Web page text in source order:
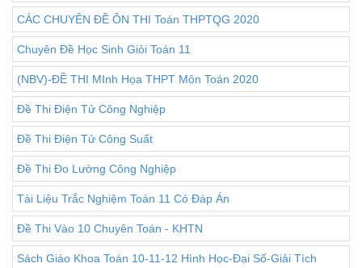
CÁC CHUYÊN ĐỀ ÔN THI Toán THPTQG 2020
Chuyên Đề Học Sinh Giỏi Toán 11
(NBV)-ĐỀ THI MInh Họa THPT Môn Toán 2020
Đề Thi Điện Tử Công Nghiệp
Đề Thi Điện Tử Công Suất
Đề Thi Đo Lường Công Nghiệp
Tài Liệu Trắc Nghiệm Toán 11 Có Đáp Án
Đề Thi Vào 10 Chuyên Toán - KHTN
Sách Giáo Khoa Toán 10-11-12 Hình Học-Đại Số-Giải Tích